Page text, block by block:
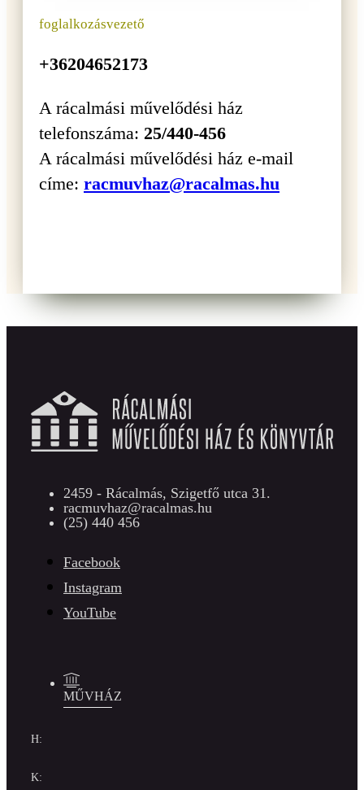
foglalkozásvezető
+36204652173
A rácalmási művelődési ház
telefonszáma: 25/440-456
A rácalmási művelődési ház e-mail
címe: racmuvhaz@racalmas.hu
2459 - Rácalmás, Szigetfő utca 31.
racmuvhaz@racalmas.hu
(25) 440 456
Facebook
Instagram
YouTube
MŰVHÁZ
H:
K: